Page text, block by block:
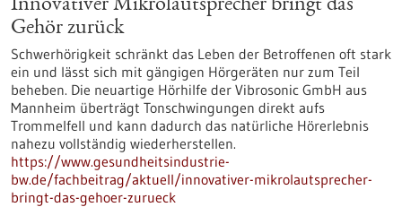
Innovativer Mikrolautsprecher bringt das
Gehör zurück
Schwerhörigkeit schränkt das Leben der Betroffenen oft stark
ein und lässt sich mit gängigen Hörgeräten nur zum Teil
beheben. Die neuartige Hörhilfe der Vibrosonic GmbH aus
Mannheim überträgt Tonschwingungen direkt aufs
Trommelfell und kann dadurch das natürliche Hörerlebnis
nahezu vollständig wiederherstellen.
https://www.gesundheitsindustrie-
bw.de/fachbeitrag/aktuell/innovativer-mikrolautsprecher-
bringt-das-gehoer-zurueck